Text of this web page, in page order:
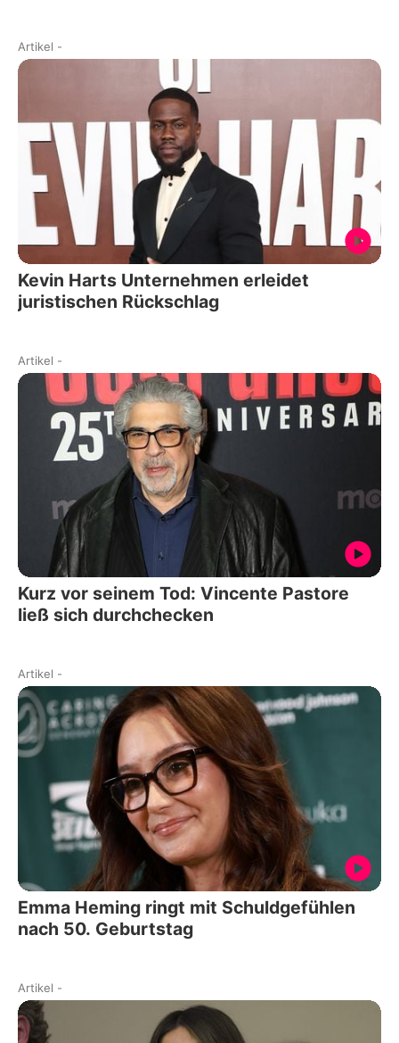
Artikel -
Kevin Harts Unternehmen erleidet
juristischen Rückschlag
Artikel -
Kurz vor seinem Tod: Vincente Pastore
ließ sich durchchecken
Artikel -
Emma Heming ringt mit Schuldgefühlen
nach 50. Geburtstag
Artikel -